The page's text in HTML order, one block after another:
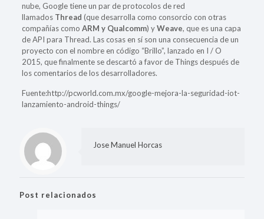
nube, Google tiene un par de protocolos de red
llamados Thread (que desarrolla como consorcio con otras
compañías como ARM y Qualcomm) yWeave, que es una capa
de API para Thread. Las cosas en sí son una consecuencia de un
proyecto con el nombre en código “Brillo”, lanzado en I / O
2015, que finalmente se descartó a favor de Things después de
los comentarios de los desarrolladores.
Fuente:http://pcworld.com.mx/google-mejora-la-seguridad-iot-
lanzamiento-android-things/
Jose Manuel Horcas
Post relacionados